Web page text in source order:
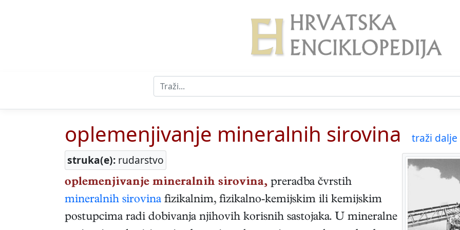
oplemenjivanje mineralnih sirovina
traži dalje
struka(e): rudarstvo
oplemenjivanje mineralnih sirovina, preradba čvrstih
mineralnih sirovina fizikalnim, fizikalno-kemijskim ili kemijskim
postupcima radi dobivanja njihovih korisnih sastojaka. U mineralne